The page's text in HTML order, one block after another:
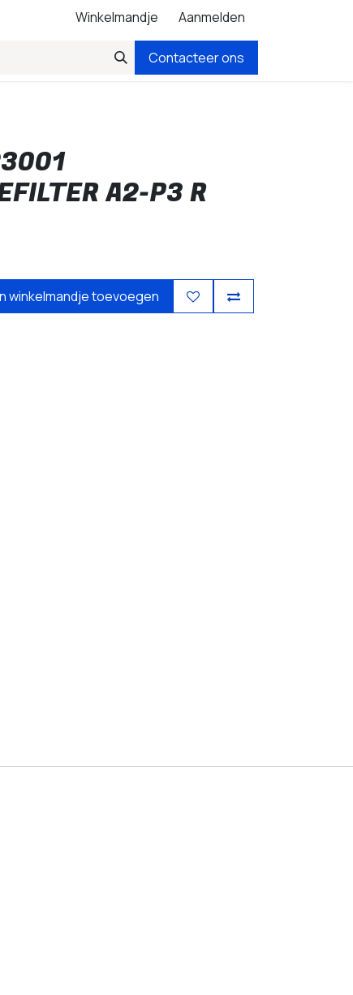
Winkelmandje Aanmelden
Contacteer ons
A2-P3 R
winkelmandje toevoegen